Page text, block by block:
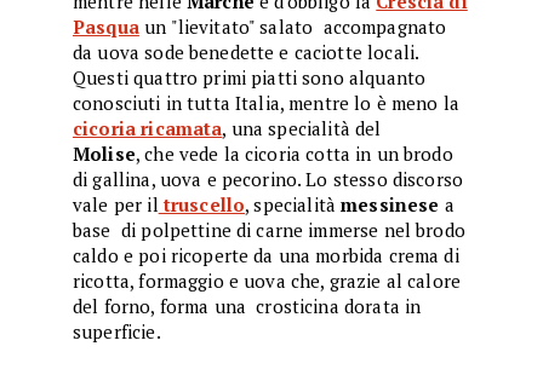
Pasquaun "lievitato" salato accompagnato
da uova sode benedette e caciotte locali.
Questi quattro primi piatti sono alquanto
conosciuti in tutta Italia, mentre lo è meno la
cicoria ricamata, una specialità del
Molise, che vede la cicoria cotta in un brodo
di gallina, uova e pecorino. Lo stesso discorso
vale per il truscello, specialitàmessinese a
base di polpettine di carne immerse nel brodo
caldo e poi ricoperte da una morbida crema di
ricotta, formaggio e uova che, grazie al calore
del forno, forma una crosticina dorata in
superficie.